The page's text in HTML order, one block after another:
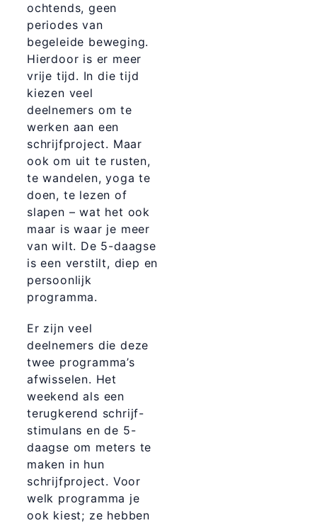
ochtends, geen
periodes van
begeleide beweging.
Hierdoor is er meer
vrije tijd. In die tijd
kiezen veel
deelnemers om te
werken aan een
schrijfproject. Maar
ook om uit te rusten,
te wandelen, yoga te
doen, te lezen of
slapen – wat het ook
maar is waar je meer
van wilt. De 5-daagse
is een verstilt, diep en
persoonlijk
programma.
Er zijn veel
deelnemers die deze
twee programma’s
afwisselen. Het
weekend als een
terugkerend schrijf-
stimulans en de 5-
daagse om meters te
maken in hun
schrijfproject. Voor
welk programma je
ook kiest; ze hebben